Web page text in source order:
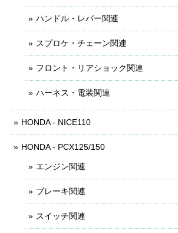
ハンドル・レバー関連
スプロケ・チェーン関連
フロント・リアショック関連
ハーネス・電装関連
HONDA - NICE110
HONDA - PCX125/150
エンジン関連
ブレーキ関連
スイッチ関連